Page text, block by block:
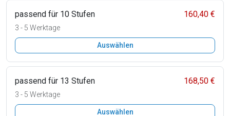
passend für 10 Stufen 160,40 €
3 - 5 Werktage
Auswählen
passend für 13 Stufen 168,50 €
3 - 5 Werktage
Auswählen